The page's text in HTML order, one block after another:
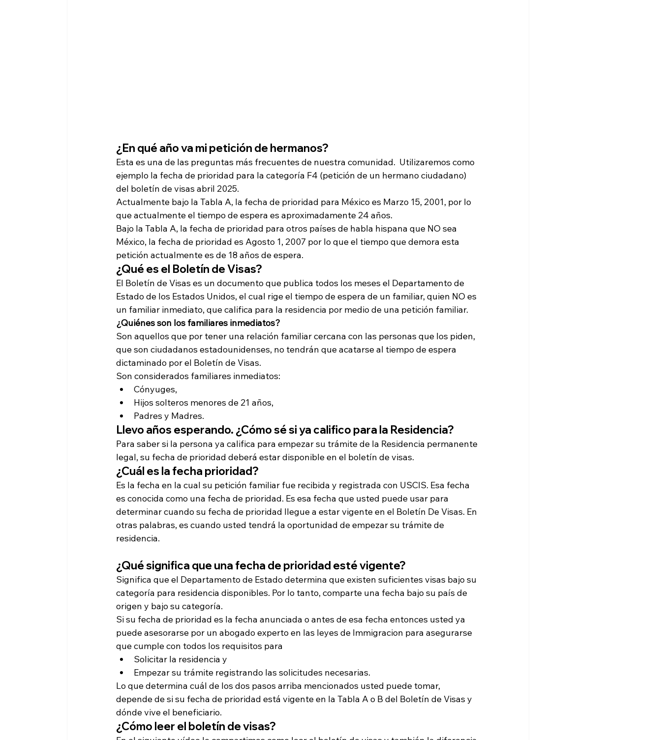
¿En qué año va mi petición de hermanos?
Esta es una de las preguntas más frecuentes de nuestra comunidad.  Utilizaremos como
ejemplo la fecha de prioridad para la categoría F4 (petición de un hermano ciudadano)
del boletín de visas abril 2025.
Actualmente bajo la Tabla A, la fecha de prioridad para México es Marzo 15, 2001, por lo
que actualmente el tiempo de espera es aproximadamente 24 años.
Bajo la Tabla A, la fecha de prioridad para otros países de habla hispana que NO sea
México, la fecha de prioridad es Agosto 1, 2007 por lo que el tiempo que demora esta
petición actualmente es de 18 años de espera.
¿Qué es el Boletín de Visas?
El Boletín de Visas es un documento que publica todos los meses el Departamento de
Estado de los Estados Unidos, el cual rige el tiempo de espera de un familiar, quien NO es
un familiar inmediato, que califica para la residencia por medio de una petición familiar.
¿Quiénes son los familiares inmediatos?
Son aquellos que por tener una relación familiar cercana con las personas que los piden,
que son ciudadanos estadounidenses, no tendrán que acatarse al tiempo de espera
dictaminado por el Boletín de Visas.
Son considerados familiares inmediatos:
Cónyuges,
Hijos solteros menores de 21 años,
Padres y Madres.
Llevo años esperando. ¿Cómo sé si ya califico para la Residencia?
Para saber si la persona ya califica para empezar su trámite de la Residencia permanente
legal, su fecha de prioridad deberá estar disponible en el boletín de visas.
¿Cuál es la fecha prioridad?
Es la fecha en la cual su petición familiar fue recibida y registrada con USCIS. Esa fecha
es conocida como una fecha de prioridad. Es esa fecha que usted puede usar para
determinar cuando su fecha de prioridad llegue a estar vigente en el Boletín De Visas. En
otras palabras, es cuando usted tendrá la oportunidad de empezar su trámite de
¿Qué significa que una fecha de prioridad esté vigente?
Significa que el Departamento de Estado determina que existen suficientes visas bajo su
categoría para residencia disponibles. Por lo tanto, comparte una fecha bajo su país de
origen y bajo su categoría.
Si su fecha de prioridad es la fecha anunciada o antes de esa fecha entonces usted ya
puede asesorarse por un abogado experto en las leyes de Immigracion para asegurarse
que cumple con todos los requisitos para
Solicitar la residencia y
Empezar su trámite registrando las solicitudes necesarias.
Lo que determina cuál de los dos pasos arriba mencionados usted puede tomar,
depende de si su fecha de prioridad está vigente en la Tabla A o B del Boletín de Visas y
dónde vive el beneficiario.
¿Cómo leer el boletín de visas?